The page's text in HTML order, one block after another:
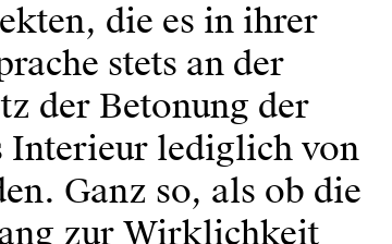
die es in ihrer
stets an der
der Betonung der
Interieur lediglich von
Ganz so, als ob die
zur Wirklichkeit